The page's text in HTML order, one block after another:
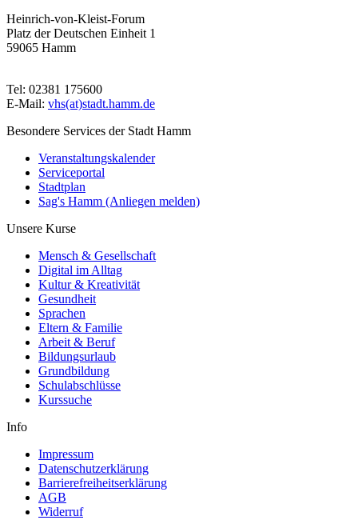
Heinrich-von-Kleist-Forum
Platz der Deutschen Einheit 1
59065 Hamm
Tel: 02381 175600
E-Mail: vhs(at)stadt.hamm.de
Besondere Services der Stadt Hamm
Veranstaltungskalender
Serviceportal
Stadtplan
Sag's Hamm (Anliegen melden)
Unsere Kurse
Mensch & Gesellschaft
Digital im Alltag
Kultur & Kreativität
Gesundheit
Sprachen
Eltern & Familie
Arbeit & Beruf
Bildungsurlaub
Grundbildung
Schulabschlüsse
Kurssuche
Info
Impressum
Datenschutzerklärung
Barrierefreiheitserklärung
AGB
Widerruf